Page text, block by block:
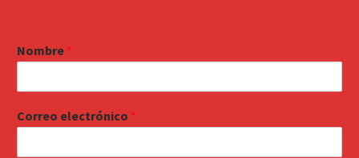
Nombre *
Correo electrónico *